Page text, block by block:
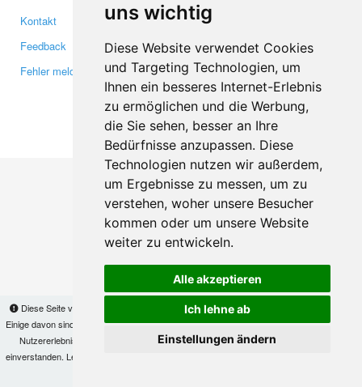
uns wichtig
Diese Website verwendet Cookies
und Targeting Technologien, um
Ihnen ein besseres Internet-Erlebnis
zu ermöglichen und die Werbung,
die Sie sehen, besser an Ihre
Bedürfnisse anzupassen. Diese
Technologien nutzen wir außerdem,
um Ergebnisse zu messen, um zu
verstehen, woher unsere Besucher
kommen oder um unsere Website
weiter zu entwickeln.
Alle akzeptieren
Ich lehne ab
Einstellungen ändern
Diese Seite verwendet Cookies, um Informationen auf Ihrem Computer zu speichern.
Einige davon sind notwendig, damit unsere Seite funktioniert, andere helfen uns dabei, das
Nutzererlebnis zu verbessern. Mit der Nutzung dieser Seite erklären Sie sich damit
einverstanden. Lesen Sie unsere
Kontakt
Feedback
Fehler melden
Facebook
Twitter
YouTube
Google+
Makis© Copyright 2026